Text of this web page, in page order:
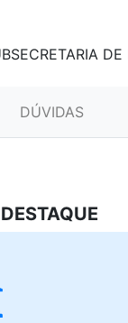
DE
DÚVIDAS